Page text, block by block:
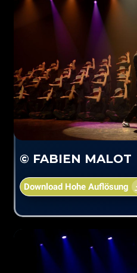
© FABIEN MALOT
Download Hohe Auflösung